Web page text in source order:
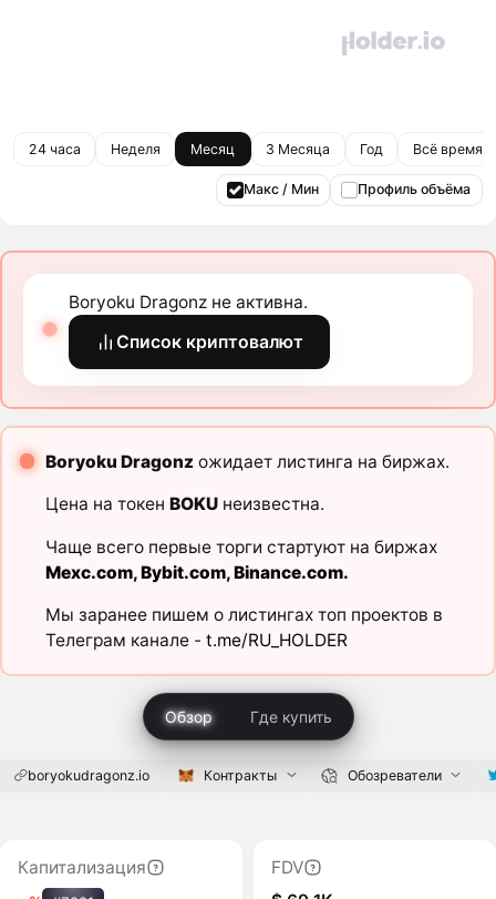
24 часа Неделя Месяц 3 Месяца Год Всё время
Макс / Мин Профиль объёма
Boryoku Dragonz не активна.
Список криптовалют
Boryoku Dragonzожидает листинга на биржах.
Цена на токен BOKUнеизвестна.
Чаще всего первые торги стартуют на биржах
Mexc.com,Bybit.com,Binance.com.
Мы заранее пишем о листингах топ проектов в
Телеграм канале - t.me/RU_HOLDER
Обзор Где купить
boryokudragonz.io Контракты Обозреватели
Капитализация
FDV